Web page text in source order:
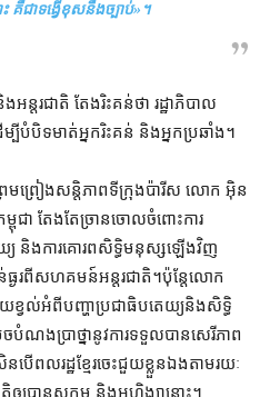
ះ គឺ​ជា​ទង្វើ​ខុស​នឹង​ច្បាប់»។
រជាតិ តែង​រិះគន់​ថា រដ្ឋាភិបាល​
បី​បំបិទមាត់​អ្នករិះគន់ និង​អ្នកប្រឆាំង។
ចព្រមព្រៀង​សន្តិភាព​ទីក្រុងប៉ារីស លោក អ៊ិន
ជា តែងតែ​ច្រានចោល​ចំពោះ​ការ​
េយ្យ និង​ការគោរព​សិទ្ធិមនុស្ស​ឡើងវិញ
ងរ​ពី​សហគមន៍​អន្តរជាតិ។ប៉ុន្តែ​លោក
ខ្វល់​អំពី​បញ្ហា​ប្រជាធិបតេយ្យ​និង​សិទ្ធិ
បំណងប្រាថ្នា​នូវ​ការ​ទទួល​បាន​សេរីភាព
ពលរដ្ឋខ្មែរ​ចេះ​ជួយ​ខ្លួន​ឯង​តាម​រយៈ​
មតិ​​ឲ្យបាន​សកម្ម និង​អហិង្សា​នោះ។